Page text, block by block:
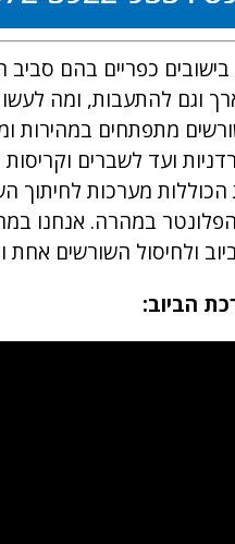
כפריים בהם
וגם להתעבות, ומה
מתפתחים במהירות
ועד לשברים
מערכות לחיתוך
במהרה. אנחנו
ולחיסול השורשים אחת
הביוב: